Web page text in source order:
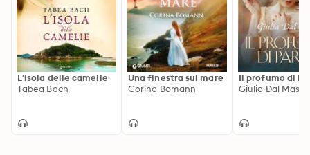
L'isola delle camelie
Tabea Bach
Una finestra sul mare
Corina Bomann
Il profumo di
Giulia Dal Mas